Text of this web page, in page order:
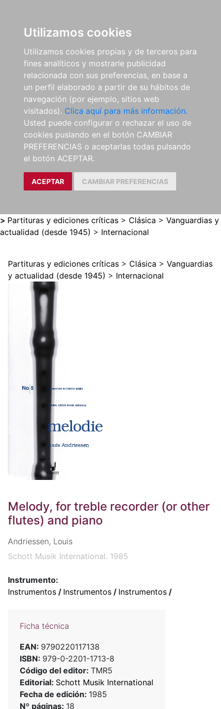
Utilizamos cookies
Utilizamos cookies propias y de terceros para
fines analíticos y mostrarle publicidad
relacionada con sus preferencias, en base a
un perfil elaborado a partir de su hábitos de
navegación (por ejemplo, sitios web
visitados). Clica aquí para más información.
Usted puede configurar o rechazar el uso de
cookies puslando en el botón CAMBIAR
PREFERENCIAS o aceptarlas todas pulsando
el botón ACEPTAR.
ACEPTAR CAMBIAR PREFERENCIAS
> Partituras y ediciones críticas > Clásica > Vanguardias y
actualidad (desde 1945) > Internacional
Partituras y ediciones críticas > Clásica > Vanguardias
y actualidad (desde 1945) > Internacional
Melody, for treble recorder (or other
flutes) and piano
Andriessen, Louis
Schott Musik International. 1985
Instrumento:
Instrumentos / Instrumentos / Instrumentos /
Ficha técnica
EAN: 9790220117138
ISBN: 979-0-2201-1713-8
Código del editor: TMR5
Editorial: Schott Musik International
Fecha de edición: 1985
Nº páginas: 18